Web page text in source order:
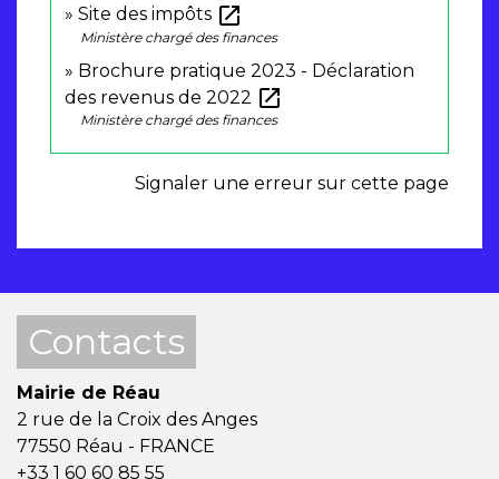
Site des impôts open_in_new
Ministère chargé des finances
Brochure pratique 2023 - Déclaration
des revenus de 2022 open_in_new
Ministère chargé des finances
Signaler une erreur sur cette page
Contacts
Mairie de Réau
2 rue de la Croix des Anges
77550 Réau - FRANCE
+33 1 60 60 85 55